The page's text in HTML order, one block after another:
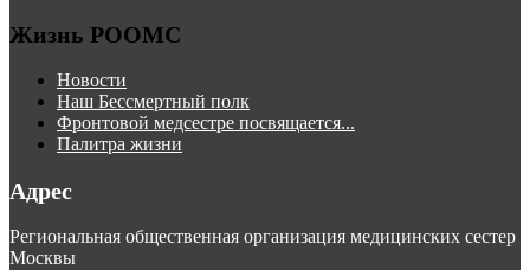
Жизнь РООМС
Новости
Наш Бессмертный полк
Фронтовой медсестре посвящается...
Палитра жизни
Адрес
Региональная общественная организация медицинских сестер
Москвы